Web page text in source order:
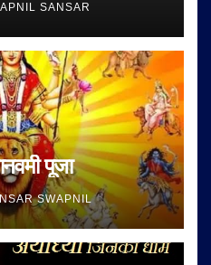
SANSAR
पूजा
SWAPNIL